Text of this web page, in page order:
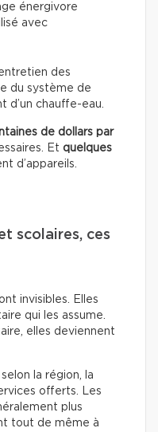
énergivore
avec
des
du système de
d’un chauffe-eau.
de dollars par
Et quelques
d’appareils.
scolaires, ces
invisibles. Elles
qui les assume.
elles deviennent
la région, la
offerts. Les
plus
tout de même à